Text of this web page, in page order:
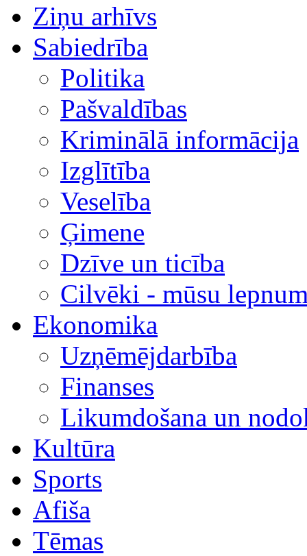
Ziņu arhīvs
Sabiedrība
Politika
Pašvaldības
Kriminālā informācija
Izglītība
Veselība
Ģimene
Dzīve un ticība
Cilvēki - mūsu
Ekonomika
Uzņēmējdarbība
Finanses
Likumdošana un
Kultūra
Sports
Afiša
Tēmas